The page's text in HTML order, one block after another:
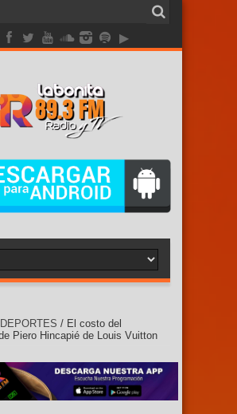
DEPORTES / El costo del
Piero Hincapié de Louis Vuitton